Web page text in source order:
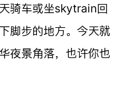
骑车或坐skytrain回
脚步的地方。今天就
夜景角落，也许你也